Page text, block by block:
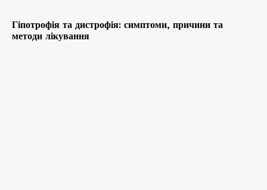
Гіпотрофія та дистрофія: симптоми, причини та
методи лікування